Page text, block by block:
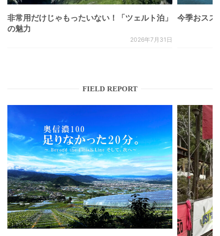
非常用だけじゃもったいない！「ツェルト泊」
の魅力
2026年7月31日
今季おスス
FIELD REPORT